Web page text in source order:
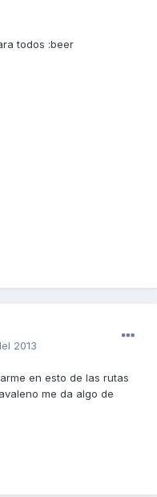
todos :beer
2013
en esto de las rutas
me da algo de